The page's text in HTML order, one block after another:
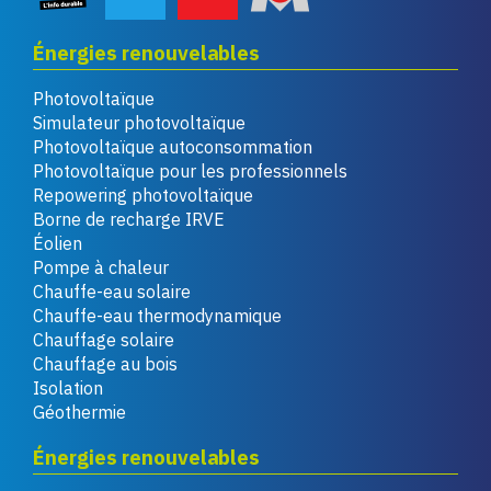
Énergies renouvelables
Photovoltaïque
Simulateur photovoltaïque
Photovoltaïque autoconsommation
Photovoltaïque pour les professionnels
Repowering photovoltaïque
Borne de recharge IRVE
Éolien
Pompe à chaleur
Chauffe-eau solaire
Chauffe-eau thermodynamique
Chauffage solaire
Chauffage au bois
Isolation
Géothermie
Énergies renouvelables